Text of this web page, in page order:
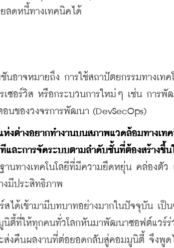
ลดหนี้ทางเทคนิคได้
าจหมายถึง การใช้สถาปัตยกรรมทางเทค
เซอร์วิส หรือกระบวนการใหม่ๆ เช่น การ
นของวงจรการพัฒนา (DevSecOps)
ห่งต่างอยากทำงานบนสภาพแวดล้อมทาง
และการจัดระบบตามลำดับชั้นที่ต้องสร้างขึ้น
านทางเทคโนโลยีที่มีความยืดหยุ่น คล่องตั
งมีประสิทธิภาพ
ด้เข้ามามีบทบาทอย่างมากในปัจจุบัน เป็
นิตี้ที่ให้ทุกคนทั่วโลกหันมาพัฒนาซอฟต์แวร์
ส่งคืนผลงานที่ต่อยอดกลับสู่คอมมูนิตี้ จึงพูด